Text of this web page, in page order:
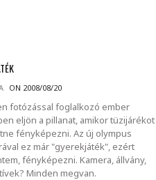
ON 2008/08/20
fotózással foglalkozó ember
eljön a pillanat, amikor tüzijárékot
fényképezni. Az új olympus
ez már "gyerekjáték", ezért
fényképezni. Kamera, állvány,
Minden megvan.